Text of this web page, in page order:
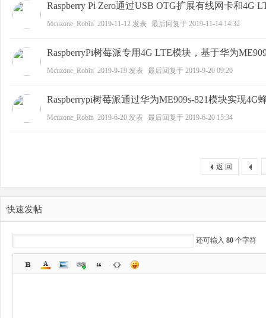
Raspberry Pi Zero通过USB OTG扩展有线网卡和4G
Mcuzone_Robin 2019-11-12 发表 最后回复于 2019-11-14 14:32
RaspberryPi树莓派专用4G LTE模块，基于华为
Mcuzone_Robin 2019-9-19 发表 最后回复于 2019-9-20 09:20
Raspberrypi树莓派通过华为ME909s-821模块实现4G
Mcuzone_Robin 2019-6-20 发表 最后回复于 2019-6-20 15:34
返 回
快速发帖
还可输入 80 个字符